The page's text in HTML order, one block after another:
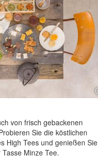
von frisch gebackenen
Sie die köstlichen
High Tees und genießen Sie
Minze Tee.